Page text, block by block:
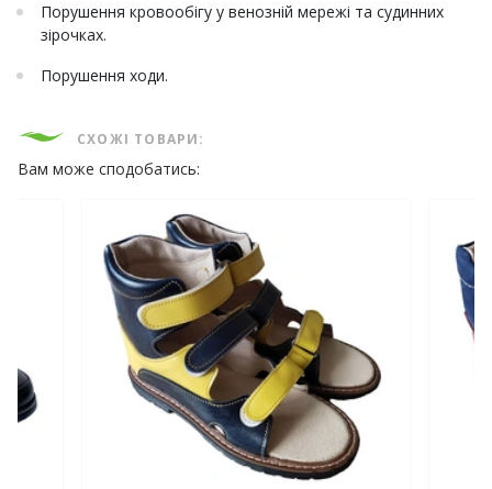
Порушення кровообігу у венозній мережі та судинних
зірочках.
Порушення ходи.
СХОЖІ ТОВАРИ:
Вам може сподобатись: